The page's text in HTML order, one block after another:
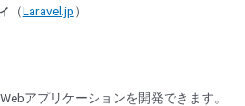
（Laravel.jp）
アプリケーションを開発できます。